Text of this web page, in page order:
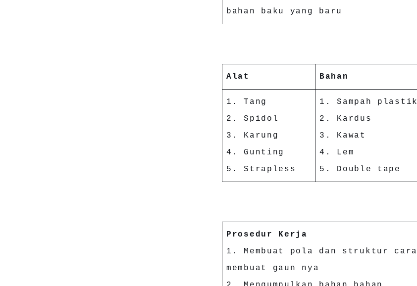
bahan baku yang baru
Alat Bahan
1. Tang
2. Spidol
3. Karung
4. Gunting
5. Strapless
1. Sampah plastik
2. Kardus
3. Kawat
4. Lem
5. Double tape
Prosedur Kerja
1. Membuat pola dan struktur cara
membuat gaun nya